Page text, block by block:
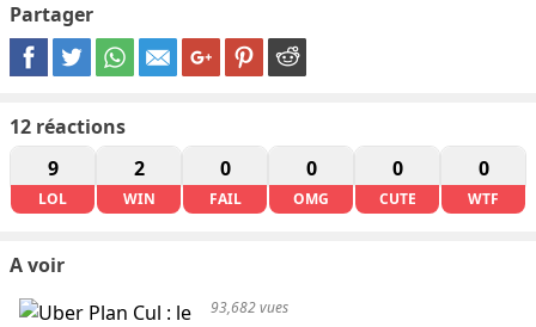
Partager
12 réactions
9
LOL
2
WIN
0
FAIL
0
OMG
0
CUTE
0
WTF
A voir
93,682 vues